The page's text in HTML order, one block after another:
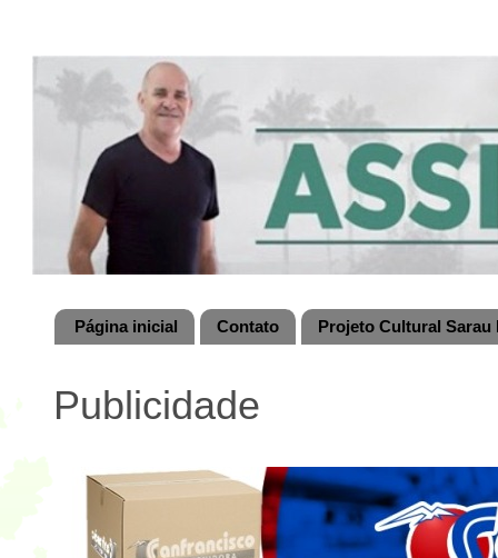
Página inicial Contato Projeto Cultural
Publicidade